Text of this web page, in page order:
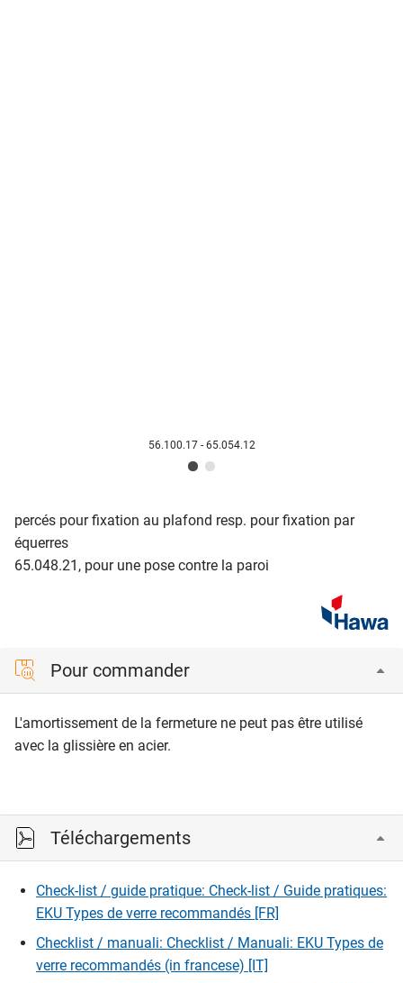
56.100.17 - 65.054.12
percés pour fixation au plafond resp. pour fixation par
équerres
65.048.21, pour une pose contre la paroi
Pour commander
L'amortissement de la fermeture ne peut pas être utilisé
avec la glissière en acier.
Téléchargements
Check-list / guide pratique: Check-list / Guide pratiques:
EKU Types de verre recommandés [FR]
Checklist / manuali: Checklist / Manuali: EKU Types de
verre recommandés (in francese) [IT]